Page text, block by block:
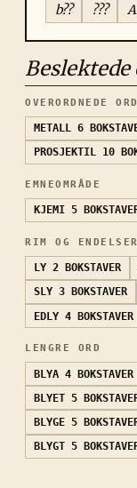
b?? ???
Beslektede
OVERORDNEDE ORD
METALL 6
PROSJEKTIL 10
EMNEOMRÅDE
KJEMI 5
RIM OG ENDELSER
LY 2 BOKSTAVER
SLY 3 BOKSTAVER
EDLY 4 BOKSTAVER
LENGRE ORD
BLYA 4 BOKSTAVER
BLYET 5
BLYGE 5
BLYGT 5